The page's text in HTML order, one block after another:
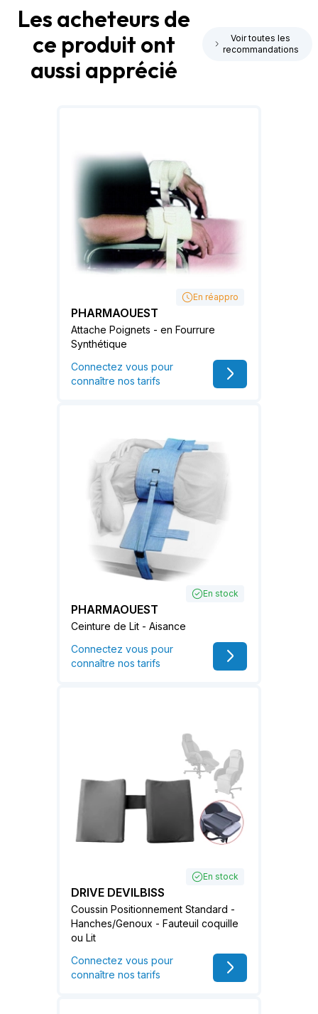
Les acheteurs de
ce produit ont
aussi apprécié
Voir toutes les
recommandations
En réappro
PHARMAOUEST
Attache Poignets - en Fourrure
Synthétique
Connectez vous pour
connaître nos tarifs
En stock
PHARMAOUEST
Ceinture de Lit - Aisance
Connectez vous pour
connaître nos tarifs
En stock
DRIVE DEVILBISS
Coussin Positionnement Standard -
Hanches/Genoux - Fauteuil coquille
ou Lit
Connectez vous pour
connaître nos tarifs